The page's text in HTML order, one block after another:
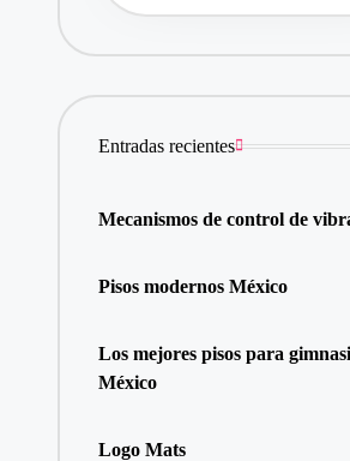
Entradas recientes
Mecanismos de control de
Pisos modernos México
Los mejores pisos para
México
Logo Mats